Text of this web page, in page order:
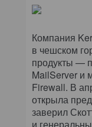
Компания
в чешском
продукты —
MailServer и
Firewall. В
открыла
заверил